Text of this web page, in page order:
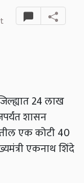
24 लाख
शासन
एक कोटी 40
एकनाथ शिंदे